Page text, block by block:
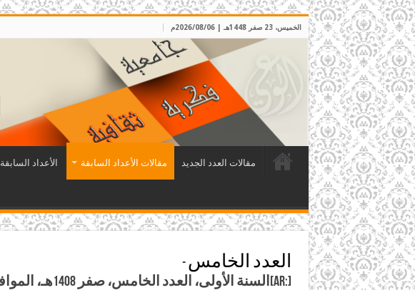
الخميس، 23 صفر 1448هـ | 2026/08/06م
مقالات العدد الجديد مقالات الأعداد السابقة الأعداد السابقة
العدد الخامس -
[:ar]السنة الأولى، العدد الخامس، صفر 1408هـ، الموافق تشرين أول 1987م[:]